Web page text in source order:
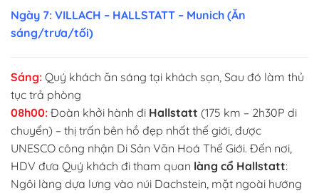
Ngày 7: VILLACH – HALLSTATT – Munich (Ăn
sáng/trưa/tối)
Sáng: Quý khách ăn sáng tại khách sạn, Sau đó làm thủ
tục trả phòng
08h00: Đoàn khởi hành đi Hallstatt (175 km – 2h30P di
chuyển) – thị trấn bên hồ đẹp nhất thế giới, được
UNESCO công nhận Di Sản Văn Hoá Thế Giới. Đến nơi,
HDV đưa Quý khách đi tham quan làng cổ Hallstatt:
Ngôi làng dựa lưng vào núi Dachstein, mặt ngoài hướng